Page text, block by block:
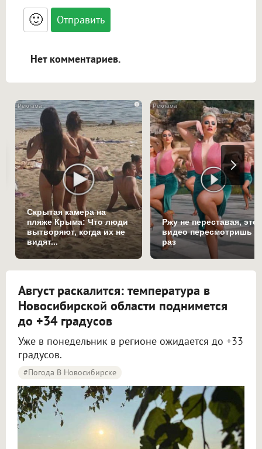
<blockquote>, <code> экранирует HTML,
адреса URL автоматически становятся
ссылками, и [img]адрес[/img] будет
🙂
Нет комментариев.
i
Скрытая камера на
пляже Крыма: Что люди
вытворяют, когда их не
видят...
Ржу не переставая, это
видео пересмотришь
раз
Август раскалится: температура в
Новосибирской области поднимется
до +34 градусов
Уже в понедельник в регионе ожидается до +33
градусов.
#Погода В Новосибирске